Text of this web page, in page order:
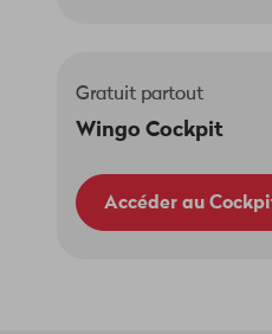
Gratuit partout
Wingo Cockpit
Accéder au